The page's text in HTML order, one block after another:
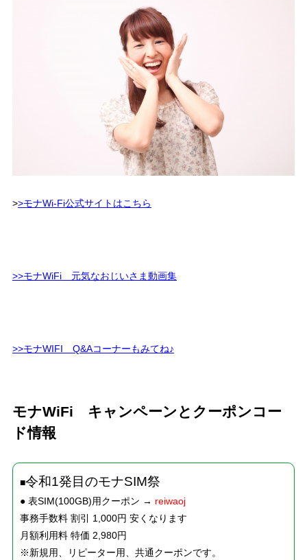
>>モナWi-Fi公式サイトはこちら
>>モナWiFi 元気なおじいさま動画集
>>モナWIFI Q&Aコーナーもみてね♪
モナWiFi キャンペーンとクーポンコー
ド情報
■令和1発目のモナSIM祭
● 表SIM(100GB)用クーポン → reiwaoj
事務手数料 割引 1,000円 安くなります
月額利用料 特価 2,980円
※新規用、リピーター用、共通クーポンです。